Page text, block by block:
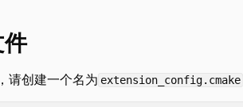
请创建一个名为 extension_config.cmake